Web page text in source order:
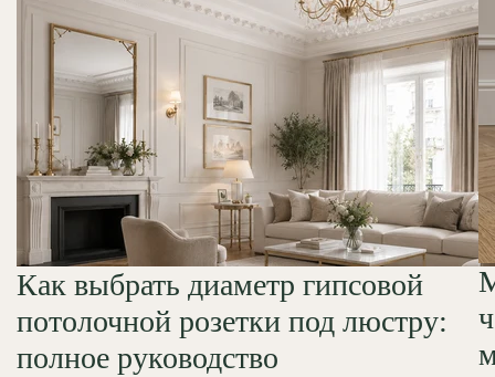
Как выбрать диаметр гипсовой
потолочной розетки под люстру:
полное руководство